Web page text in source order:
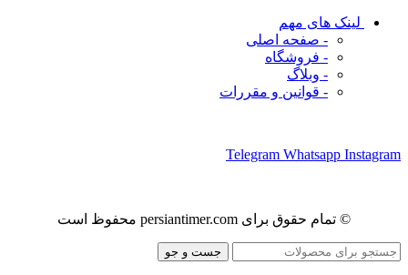
لینک های مهم
- صفحه اصلی
- فروشگاه
- وبلاگ
- قوانین و مقررات
Telegram Whatsapp Instagram
© تمام حقوق برای persiantimer.com محفوظ است
جست و جو